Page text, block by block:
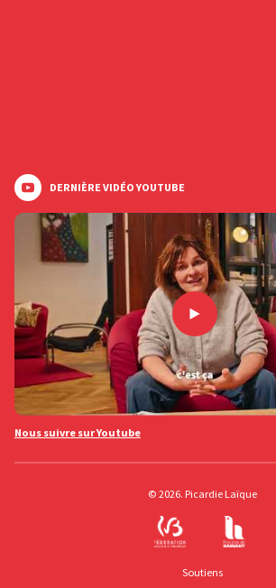
DERNIÈRE VIDÉO YOUTUBE
Nous suivre sur Youtube
© 2026. Picardie Laïque
Soutiens